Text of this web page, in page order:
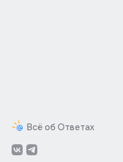
Всё об Ответах